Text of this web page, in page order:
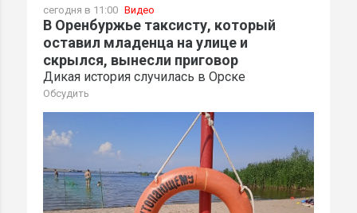
сегодня в 11:00 Видео
В Оренбуржье таксисту, который
оставил младенца на улице и
скрылся, вынесли приговор
Дикая история случилась в Орске
Обсудить